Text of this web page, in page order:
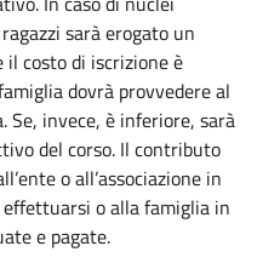
sarà erogato un
il costo di iscrizione è
dovrà provvedere al
Se, invece, è inferiore, sarà
del corso. Il contributo
o all’associazione in
o alla famiglia in
e pagate.